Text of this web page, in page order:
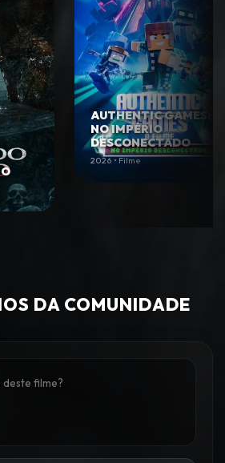
AUTHENTIC GAMES:
NO IMPÉRIO
DESCONECTADO
2026 • Filme
DA COMUNIDADE